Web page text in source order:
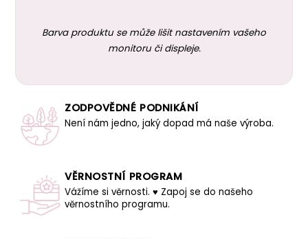
Barva produktu se může lišit nastavením vašeho
monitoru či displeje.
ZODPOVĚDNÉ PODNIKÁNÍ
Není nám jedno, jaký dopad má naše výroba.
VĚRNOSTNÍ PROGRAM
Vážíme si věrnosti. ♥ Zapoj se do našeho
věrnostního programu.